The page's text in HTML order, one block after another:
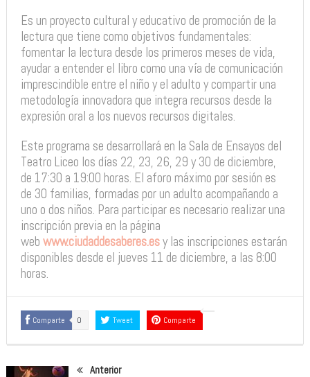
Es un proyecto cultural y educativo de promoción de la
lectura que tiene como objetivos fundamentales:
fomentar la lectura desde los primeros meses de vida,
ayudar a entender el libro como una vía de comunicación
imprescindible entre el niño y el adulto y compartir una
metodología innovadora que integra recursos desde la
expresión oral a los nuevos recursos digitales.
Este programa se desarrollará en la Sala de Ensayos del
Teatro Liceo los días 22, 23, 26, 29 y 30 de diciembre,
de 17:30 a 19:00 horas. El aforo máximo por sesión es
de 30 familias, formadas por un adulto acompañando a
uno o dos niños. Para participar es necesario realizar una
inscripción previa en la página
web www.ciudaddesaberes.esy las inscripciones estarán
disponibles desde el jueves 11 de diciembre, a las 8:00
horas.
Comparte 0 Tweet Comparte
Anterior